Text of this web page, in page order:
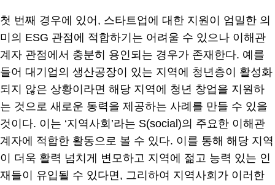
첫 번째 경우에 있어, 스타트업에 대한 지원이 엄밀한 의
미의 ESG 관점에 적합하기는 어려울 수 있으나 이해관
계자 관점에서 충분히 용인되는 경우가 존재한다. 예를
들어 대기업의 생산공장이 있는 지역에 청년층이 활성화
되지 않은 상황이라면 해당 지역에 청년 창업을 지원하
는 것으로 새로운 동력을 제공하는 사례를 만들 수 있을
것이다. 이는 ‘지역사회’라는 S(social)의 주요한 이해관
계자에 적합한 활동으로 볼 수 있다. 이를 통해 해당 지역
이 더욱 활력 넘치게 변모하고 지역에 젊고 능력 있는 인
재들이 유입될 수 있다면, 그리하여 지역사회가 이러한